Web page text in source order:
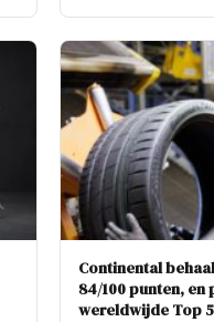
Continental
84/100 punten,
wereldwijde Top